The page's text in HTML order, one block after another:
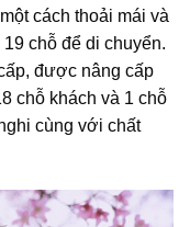
cách thoải mái và
chỗ để di chuyển.
được nâng cấp
chỗ khách và 1 chỗ
cùng với chất